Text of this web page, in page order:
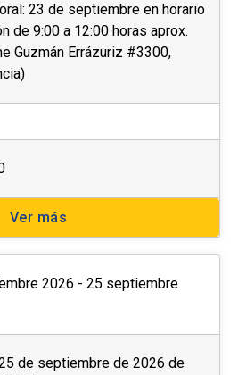
23 de septiembre en horario
de 9:00 a 12:00 horas aprox.
Guzmán Errázuriz #3300,
Ver más
2026 - 25 septiembre
de septiembre de 2026 de